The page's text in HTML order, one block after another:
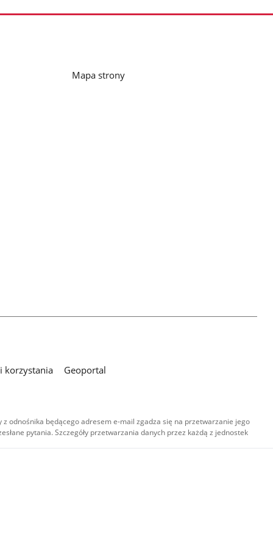
Mapa strony
korzystania
Geoportal
odnośnika będącego adresem e-mail zgadza się na przetwarzanie jego
pytania. Szczegóły przetwarzania danych przez każdą z jednostek